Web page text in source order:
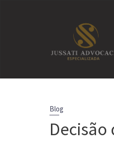
Blog
Decisão